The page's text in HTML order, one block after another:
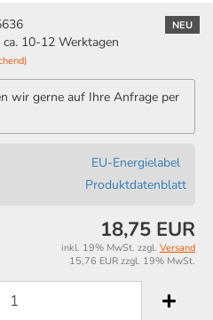
NEU
10-12 Werktagen
wir gerne auf Ihre Anfrage per
EU-Energielabel
Produktdatenblatt
18,75 EUR
inkl. 19% MwSt. zzgl. Versand
15,76 EUR zzgl. 19% MwSt.